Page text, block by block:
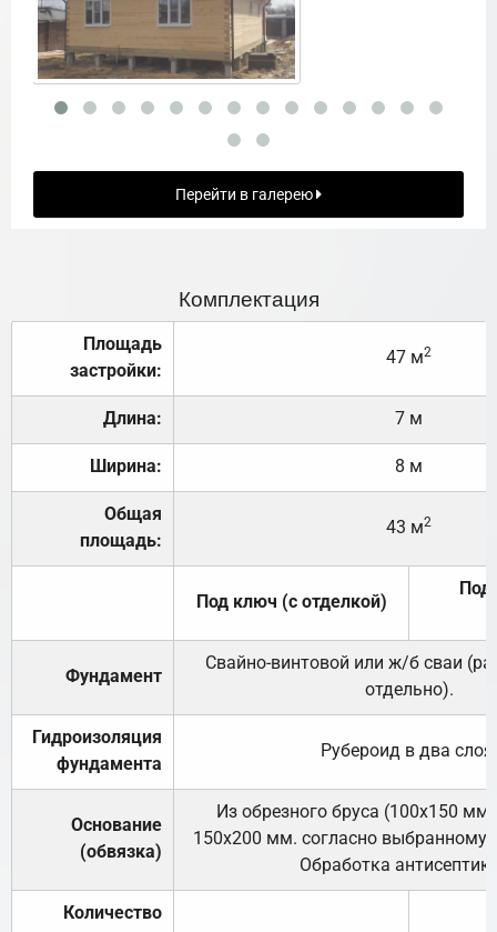
Перейти в галерею
Комплектация
Площадь
застройки:
47 м2
Длина: 7 м
Ширина: 8 м
Общая
площадь:
43 м2
Под ключ (с отделкой)
Под
Фундамент
Свайно-винтовой или ж/б сваи
отдельно).
Гидроизоляция
фундамента
Рубероид в два слоя.
Основание
(обвязка)
Из обрезного бруса (100х150
150х200 мм. согласно выбранному
Обработка
Количество